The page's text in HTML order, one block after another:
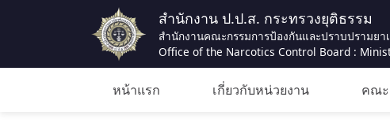
สำนักงาน ป.ป.ส. กระทรวงยุติธรรม
สำนักงานคณะกรรมการป้องกันและปราบปรามยา
Office of the Narcotics Control Board :
หน้าแรก เกี่ยวกับหน่วยงาน คณะ